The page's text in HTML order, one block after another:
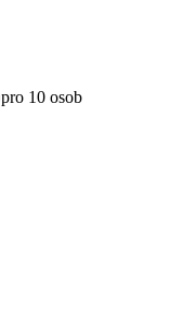
pro 10 osob